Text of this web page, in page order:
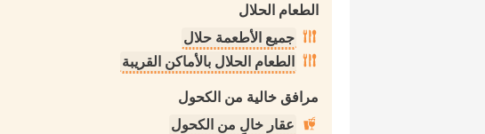
الطعام الحلال
جميع الأطعمة حلال
الطعام الحلال بالأماكن القريبة
مرافق خالية من الكحول
عقار خالٍ من الكحول